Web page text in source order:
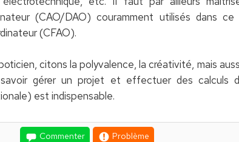
(CAO/DAO) couramment utilisés dans
(CFAO).
citons la polyvalence, la créativité, mais
gérer un projet et effectuer des calculs
est indispensable.
Commenter Problème